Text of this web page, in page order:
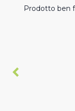
Prodotto ben